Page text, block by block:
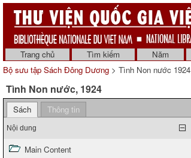
Trang chủ Tìm kiếm Năm
Bộ sưu tập Sách Đông Dương > Tình Non nước 1924
Tình Non nước, 1924
Sách Thông tin
Nội dung
Main Content